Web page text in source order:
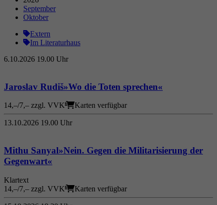
September
Oktober
Extern
Im Literaturhaus
6.10.2026 19.00 Uhr
Jaroslav Rudiš/»Wo die Toten sprechen«
14,–/7,– zzgl. VVK Karten verfügbar
13.10.2026 19.00 Uhr
Mithu Sanyal/»Nein. Gegen die Militarisierung der
Gegenwart«
Klartext
14,–/7,– zzgl. VVK
Karten verfügbar
Zweck
Name
30 Minuten
Kurzzeitiger Cookie, der verwendet wird, um
Anbieter literaturhaus-hannover.de